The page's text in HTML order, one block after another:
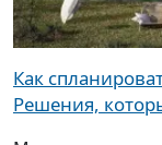
Как
Решения,